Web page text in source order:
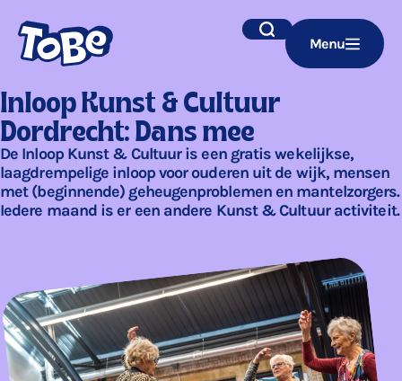
Navigatie
overslaan
Zoek Menu
Inloop Kunst & Cultuur
Dordrecht: Dans mee
De Inloop Kunst & Cultuur is een gratis wekelijkse,
laagdrempelige inloop voor ouderen uit de wijk, mensen
met (beginnende) geheugenproblemen en mantelzorgers.
Iedere maand is er een andere Kunst & Cultuur activiteit.